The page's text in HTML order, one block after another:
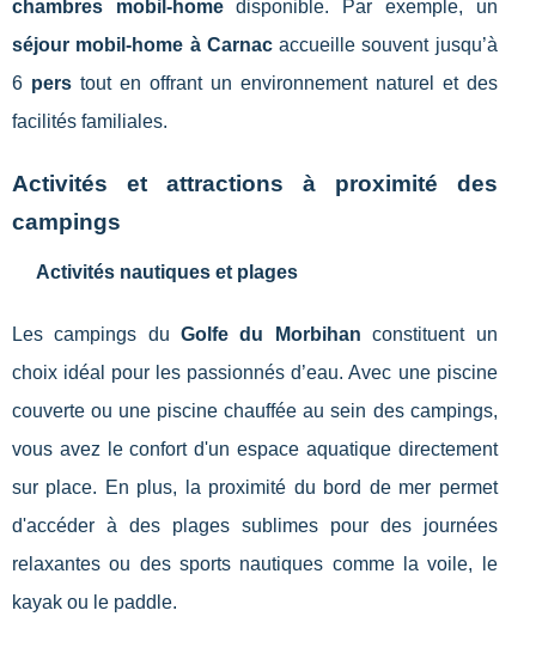
chambres mobil-homedisponible. Par exemple, un
séjour mobil-home à Carnacaccueille souvent jusqu’à
6 perstout en offrant un environnement naturel et des
facilités familiales.
Activités et attractions à proximité des
campings
Activités nautiques et plages
Les campings duGolfe du Morbihan constituent un
choix idéal pour les passionnés d’eau. Avec une piscine
couverte ou une piscine chauffée au sein des campings,
vous avez le confort d'un espace aquatique directement
sur place. En plus, la proximité du bord de mer permet
d'accéder à des plages sublimes pour des journées
relaxantes ou des sports nautiques comme la voile, le
kayak ou le paddle.